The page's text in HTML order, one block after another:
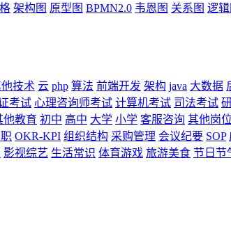
架构图 原型图 BPMN2.0 韦恩图 关系图 逻辑
技术 云 php 算法 前端开发 架构 java 大数据
考试 心理咨询师考试 计算机考试 司法考试
他教育 初中 高中 大学 小学 客服咨询 其他岗位
OKR-KPI 组织结构 采购管理 会议纪要 SOP
影视综艺 生活常识 体育游戏 旅游美食 节日节